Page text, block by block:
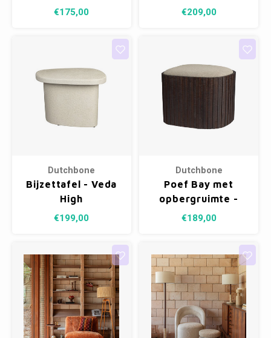
€175,00 €209,00
Dutchbone
Bijzettafel - Veda
High
€199,00
Dutchbone
Poef Bay met
opbergruimte -
Brown
€189,00